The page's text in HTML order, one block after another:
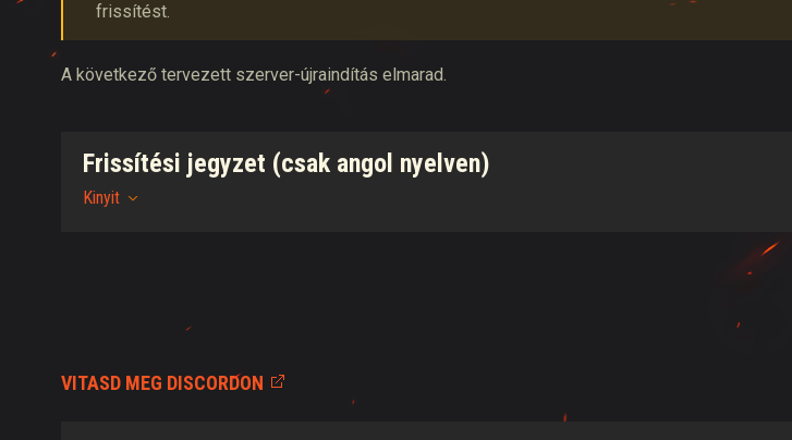
frissítést.
A következő tervezett szerver-újraindítás elmarad.
Frissítési jegyzet (csak angol nyelven)
Kinyit
VITASD MEG DISCORDON